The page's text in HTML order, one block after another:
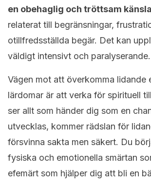
en obehaglig och tröttsam
relaterat till begränsningar,
otillfredsställda begär. Det kan
väldigt intensivt och paralyserande.
Vägen mot att överkomma lidande
lärdomar är att verka för spirituell
ser allt som händer dig som en
utvecklas, kommer rädslan för
försvinna sakta men säkert. Du
fysiska och emotionella smärtan
efemärt som hjälper dig att bli en